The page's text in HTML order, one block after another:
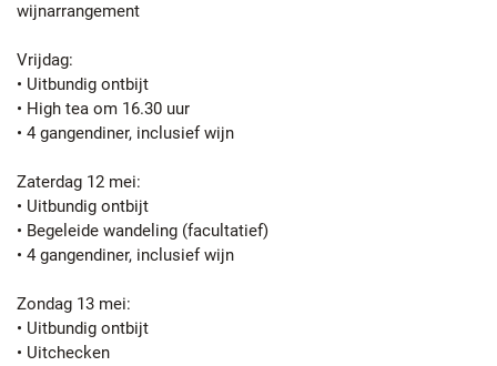
wijnarrangement
Vrijdag:
• Uitbundig ontbijt
• High tea om 16.30 uur
• 4 gangendiner, inclusief wijn
Zaterdag 12 mei:
• Uitbundig ontbijt
• Begeleide wandeling (facultatief)
• 4 gangendiner, inclusief wijn
Zondag 13 mei:
• Uitbundig ontbijt
• Uitchecken